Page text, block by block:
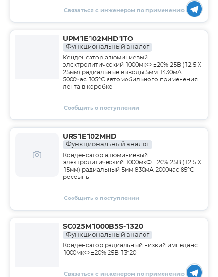
Связаться с инженером по применению
UPM1E102MHD1TO
Функциональный аналог
Конденсатор алюминиевый
электролитический 1000мкФ ±20% 25В (12.5 X
25мм) радиальные выводы 5мм 1430мА
5000час 105°С автомобильного применения
лента в коробке
Сообщить о поступлении
URS1E102MHD
Функциональный аналог
Конденсатор алюминиевый
электролитический 1000мкФ ±20% 25В (12.5 X
15мм) радиальный 5мм 830мА 2000час 85°С
россыпь
Сообщить о поступлении
SC025M1000B5S-1320
Функциональный аналог
Конденсатор радиальный низкий импеданс
1000мкФ ±20% 25В 13*20
Связаться с инженером по применению